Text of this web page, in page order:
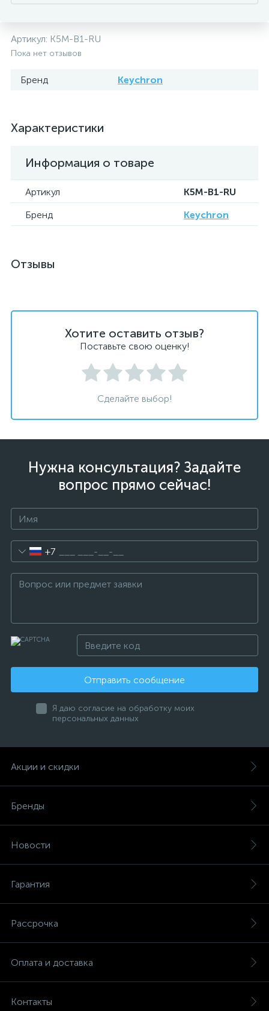
Артикул: K5M-B1-RU
Пока нет отзывов
Бренд Keychron
Характеристики
Информация о товаре
Артикул
K5M-B1-RU
Бренд
Keychron
Отзывы
Хотите оставить отзыв?
Поставьте свою оценку!
Сделайте выбор!
Нужна консультация? Задайте
вопрос прямо сейчас!
+7
Отправить сообщение
Я даю согласие на обработку моих
персональных данных
Акции и скидки
Бренды
Новости
Гарантия
Рассрочка
Оплата и доставка
Контакты